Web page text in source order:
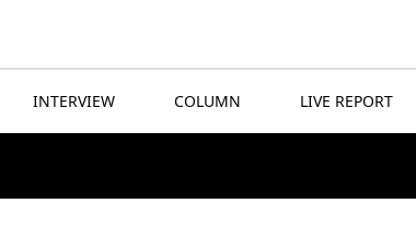
INTERVIEW COLUMN LIVE REPORT